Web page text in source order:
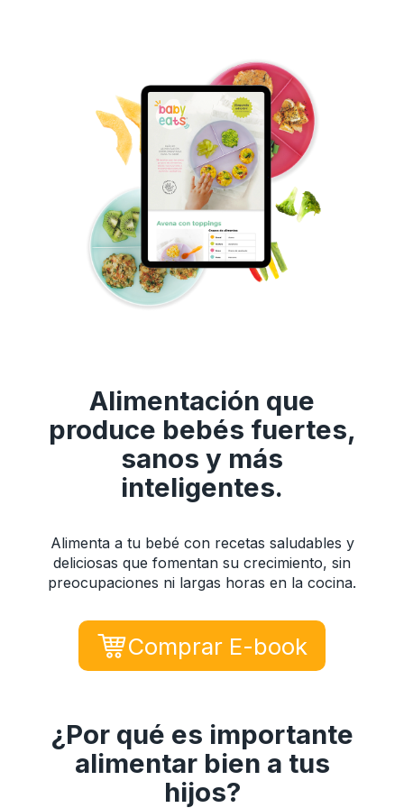
Alimentación que
produce bebés fuertes,
sanos y más
inteligentes.
Alimenta a tu bebé con recetas saludables y
deliciosas que fomentan su crecimiento, sin
preocupaciones ni largas horas en la cocina.
Comprar E-book
¿Por qué es importante
alimentar bien a tus
hijos?